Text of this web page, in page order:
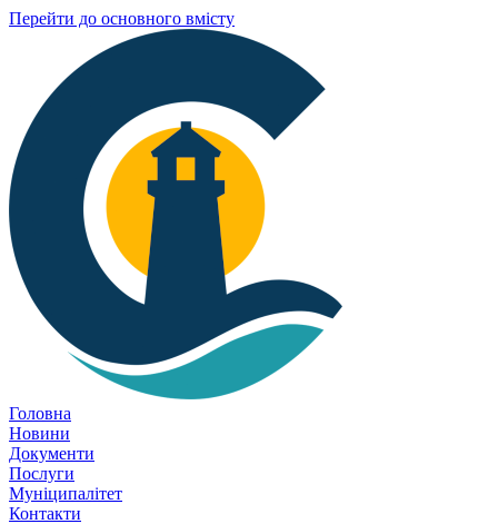
Перейти до основного вмісту
Головна
Новини
Документи
Послуги
Муніципалітет
Контакти